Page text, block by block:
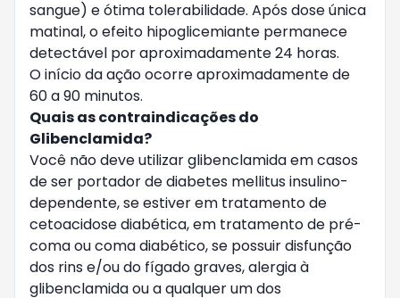
sangue) e ótima tolerabilidade. Após dose única
matinal, o efeito hipoglicemiante permanece
detectável por aproximadamente 24 horas.
O início da ação ocorre aproximadamente de
60 a 90 minutos.
Quais as contraindicações do
Glibenclamida?
Você não deve utilizar glibenclamida em casos
de ser portador de diabetes mellitus insulino-
dependente, se estiver em tratamento de
cetoacidose diabética, em tratamento de pré-
coma ou coma diabético, se possuir disfunção
dos rins e/ou do fígado graves, alergia à
glibenclamida ou a qualquer um dos